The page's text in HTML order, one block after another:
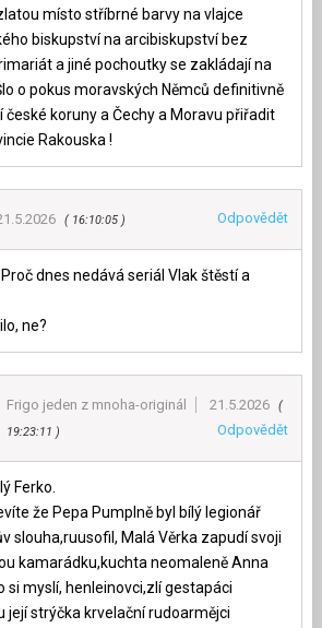
místo stříbrné barvy na vlajce
biskupství na arcibiskupství bez
a jiné pochoutky se zakládají na
o pokus moravských Němců definitivně
koruny a Čechy a Moravu přiřadit
Rakouska !
16:10:05 Odpovědět
dnes nedává seriál Vlak štěstí a
ne?
Frigo jeden z mnoha-originál 21.5.2026
19:23:11 Odpovědět
Ferko.
že Pepa Pumplně byl bílý legionář
slouha,ruusofil, Malá Věrka zapudí svoji
kamarádku,kuchta neomaleně Anna
si myslí, henleinovci,zlí gestapáci
její strýčka krvelační rudoarmějci